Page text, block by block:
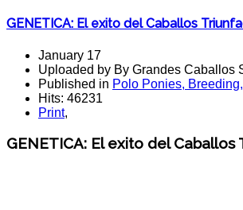
GENETICA: El exito del Caballos
January 17
Uploaded by By Grandes Caballos
Published in Polo Ponies,
Hits: 46231
Print,
GENETICA: El exito del